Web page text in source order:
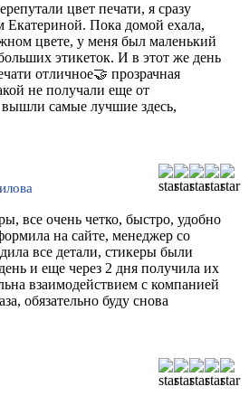
цвет печати, я сразу
Екатериной. Пока домой ехала,
цвете, у меня был маленький
этикеток. И в этот же день
отличное🤝 прозрачная
не получали еще от
самые лучшие здесь,
все очень четко, быстро, удобно
на сайте, менеджер со
все детали, стикеры были
и еще через 2 дня получила их
взаимодействием с компанией
обязательно буду снова